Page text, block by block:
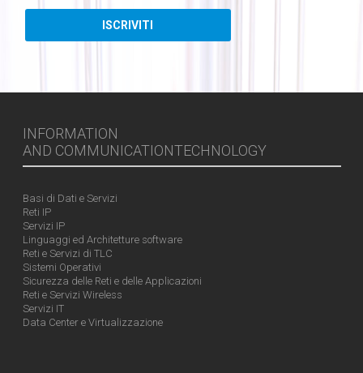
INFORMATION
AND COMMUNICATIONTECHNOLOGY
Basi di Dati e Servizi
Reti IP
Servizi IP
Linguaggi ed Architetture software
Reti e Servizi di TLC
Sistemi Operativi
Sicurezza delle Reti e delle Applicazioni
Reti e Servizi Wireless
Servizi IT
Data Center e Virtualizzazione